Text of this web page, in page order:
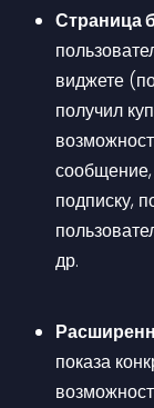
Страница
виджете
получил
сообщение,
подписку,
др.
показа